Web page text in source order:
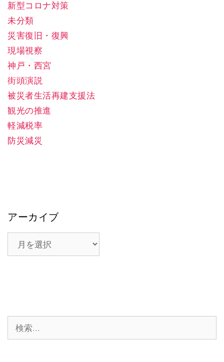
新型コロナ対策
未分類
災害復旧・復興
現場視察
神戸・西宮
街頭演説
被災者生活再建支援法
観光の推進
軽減税率
防災減災
アーカイブ
索: